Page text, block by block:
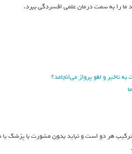
را به سمت درمان علمی افسردگی ببرد.
تاخیر و لغو پرواز می‌انجامد؟
ترکیب هر دو است و نباید بدون مشورت با پزشک